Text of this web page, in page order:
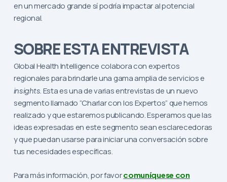
en un mercado grande sí podría impactar al potencial
regional.
SOBRE ESTA ENTREVISTA
Global Health Intelligence colabora con expertos
regionales para brindarle una gama amplia de servicios e
insights. Esta es una de varias entrevistas de un nuevo
segmento llamado “Charlar con los Expertos” que hemos
realizado y que estaremos publicando. Esperamos que las
ideas expresadas en este segmento sean esclarecedoras
y que puedan usarse para iniciar una conversación sobre
tus necesidades específicas.
Para más información, por favorcomuníquese con